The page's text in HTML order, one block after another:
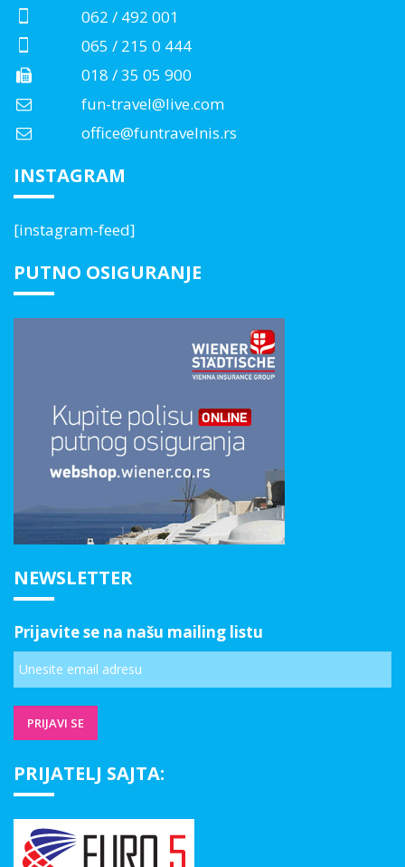
062 / 492 001
065 / 215 0 444
018 / 35 05 900
fun-travel@live.com
office@funtravelnis.rs
INSTAGRAM
[instagram-feed]
PUTNO OSIGURANJE
NEWSLETTER
Prijavite se na našu mailing listu
PRIJATELJ SAJTA: